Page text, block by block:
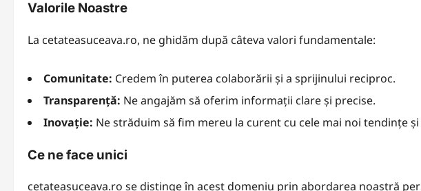
Valorile Noastre
La cetateasuceava.ro, ne ghidăm după câteva valori fundamentale:
Comunitate: Credem în puterea colaborării și a sprijinului reciproc.
Transparență: Ne angajăm să oferim informații clare și precise.
Inovație: Ne străduim să fim mereu la curent cu cele mai noi tendințe
Ce ne face unici
cetateasuceava.ro se distinge în acest domeniu prin abordarea noastră